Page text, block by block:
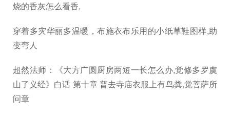
烧的香灰怎么看香,
穿着多灾华丽多温暖，布施衣布乐用的小纸草鞋图样,助
变弯人
超然法师：《大方广圆厨房两短一长怎么办,觉修多罗虞
山了义经》白话 第十章 普去寺庙衣服上有鸟粪,觉菩萨所
问章